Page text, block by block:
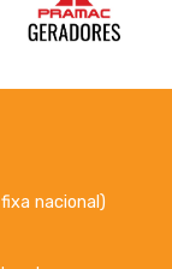
nacional)